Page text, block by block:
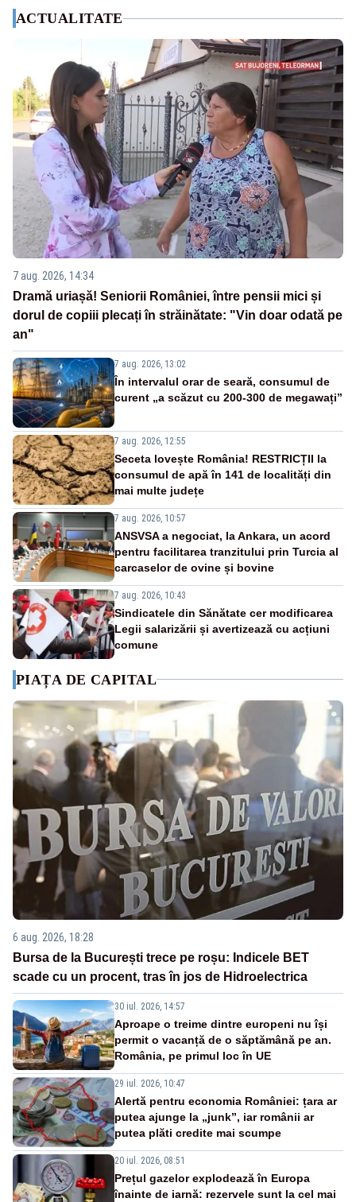
ACTUALITATE
7 aug. 2026, 14:34
Dramă uriașă! Seniorii României, între pensii mici și
dorul de copiii plecați în străinătate: "Vin doar odată pe
an"
7 aug. 2026, 13:02
În intervalul orar de seară, consumul de
curent „a scăzut cu 200-300 de megawați”
7 aug. 2026, 12:55
Seceta lovește România! RESTRICȚII la
consumul de apă în 141 de localități din
mai multe județe
7 aug. 2026, 10:57
ANSVSA a negociat, la Ankara, un acord
pentru facilitarea tranzitului prin Turcia al
carcaselor de ovine și bovine
7 aug. 2026, 10:43
Sindicatele din Sănătate cer modificarea
Legii salarizării și avertizează cu acțiuni
comune
PIAȚA DE CAPITAL
6 aug. 2026, 18:28
Bursa de la București trece pe roșu: Indicele BET
scade cu un procent, tras în jos de Hidroelectrica
30 iul. 2026, 14:57
Aproape o treime dintre europeni nu își
permit o vacanță de o săptămână pe an.
România, pe primul loc în UE
29 iul. 2026, 10:47
Alertă pentru economia României: țara ar
putea ajunge la „junk”, iar românii ar
putea plăti credite mai scumpe
20 iul. 2026, 08:51
Prețul gazelor explodează în Europa
înainte de iarnă: rezervele sunt la cel mai